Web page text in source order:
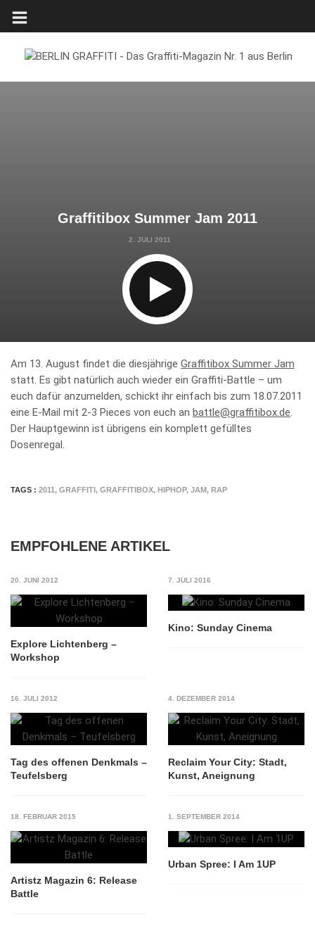
Graffitibox Summer Jam 2011
2. JULI 2011
Am 13. August findet die diesjährige Graffitibox Summer Jam
statt. Es gibt natürlich auch wieder ein Graffiti-Battle – um
euch dafür anzumelden, schickt ihr einfach bis zum 18.07.2011
eine E-Mail mit 2-3 Pieces von euch an battle@graffitibox.de
Der Hauptgewinn ist übrigens ein komplett gefülltes
Dosenregal.
TAGS : 2011, GRAFFITI, GRAFFITIBOX, HIPHOP, JAM, RAP
EMPFOHLENE ARTIKEL
20. JUNI 2012
Explore Lichtenberg –
Workshop
7. JULI 2016
Kino: Sunday Cinema
16. JULI 2012
Tag des offenen Denkmals –
Teufelsberg
4. DEZEMBER 2014
Reclaim Your City: Stadt,
Kunst, Aneignung
18. FEBRUAR 2015
Artistz Magazin 6: Release
Battle
1. SEPTEMBER 2014
Urban Spree: I Am 1UP